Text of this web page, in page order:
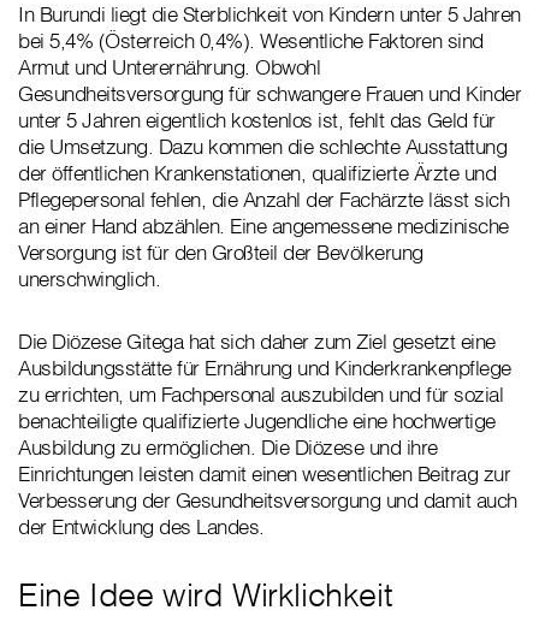
In Burundi liegt die Sterblichkeit von Kindern unter 5 Jahren
bei 5,4% (Österreich 0,4%). Wesentliche Faktoren sind
Armut und Unterernährung. Obwohl
Gesundheitsversorgung für schwangere Frauen und Kinder
unter 5 Jahren eigentlich kostenlos ist, fehlt das Geld für
die Umsetzung. Dazu kommen die schlechte Ausstattung
der öffentlichen Krankenstationen, qualifizierte Ärzte und
Pflegepersonal fehlen, die Anzahl der Fachärzte lässt sich
an einer Hand abzählen. Eine angemessene medizinische
Versorgung ist für den Großteil der Bevölkerung
unerschwinglich.
Die Diözese Gitega hat sich daher zum Ziel gesetzt eine
Ausbildungsstätte für Ernährung und Kinderkrankenpflege
zu errichten, um Fachpersonal auszubilden und für sozial
benachteiligte qualifizierte Jugendliche eine hochwertige
Ausbildung zu ermöglichen. Die Diözese und ihre
Einrichtungen leisten damit einen wesentlichen Beitrag zur
Verbesserung der Gesundheitsversorgung und damit auch
der Entwicklung des Landes.
Eine Idee wird Wirklichkeit